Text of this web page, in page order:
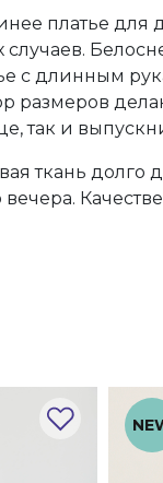
платье
случаев.
с длинным
размеров
так и
ткань долго
вечера.